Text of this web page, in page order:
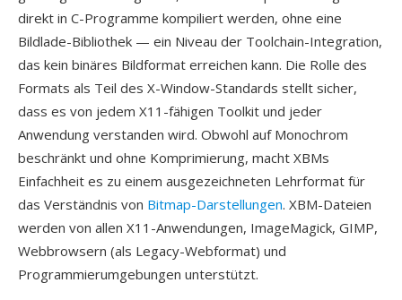
direkt in C-Programme kompiliert werden, ohne eine
Bildlade-Bibliothek — ein Niveau der Toolchain-Integration,
das kein binäres Bildformat erreichen kann. Die Rolle des
Formats als Teil des X-Window-Standards stellt sicher,
dass es von jedem X11-fähigen Toolkit und jeder
Anwendung verstanden wird. Obwohl auf Monochrom
beschränkt und ohne Komprimierung, macht XBMs
Einfachheit es zu einem ausgezeichneten Lehrformat für
das Verständnis von Bitmap-Darstellungen. XBM-Dateien
werden von allen X11-Anwendungen, ImageMagick, GIMP,
Webbrowsern (als Legacy-Webformat) und
Programmierumgebungen unterstützt.